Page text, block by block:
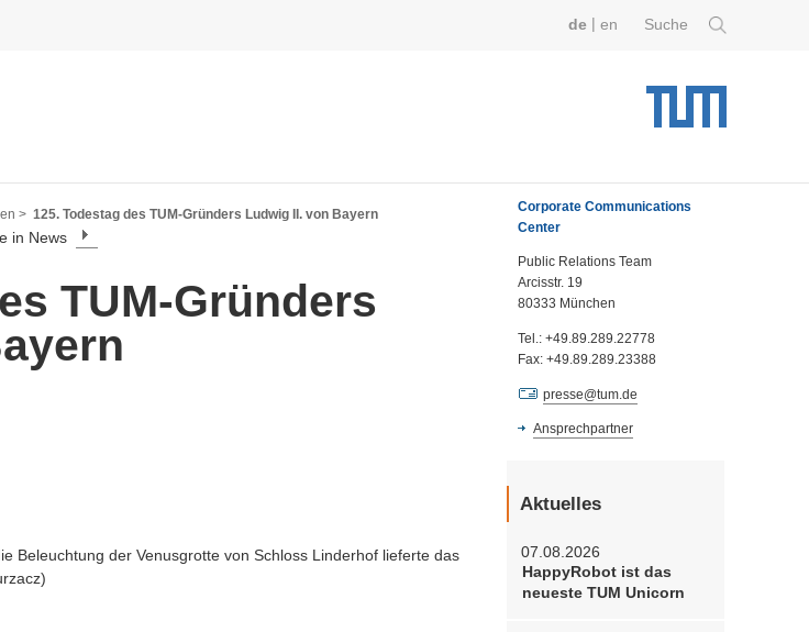
Suche
de en
> 125. Todestag des TUM-Gründers Ludwig II. von Bayern
in News
TUM-Gründers
Beleuchtung der Venusgrotte von Schloss Linderhof lieferte das
Corporate Communications
Center
Public Relations Team
Arcisstr. 19
80333 München
Tel.: +49.89.289.22778
Fax: +49.89.289.23388
presse@tum.de
Ansprechpartner
Aktuelles
07.08.2026
HappyRobot ist das
neueste TUM Unicorn